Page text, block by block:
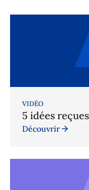
VIDÉO
5 idées
Découvrir